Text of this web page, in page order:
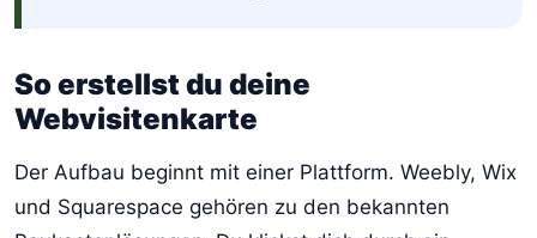
So erstellst du deine
Webvisitenkarte
Der Aufbau beginnt mit einer Plattform. Weebly, Wix
und Squarespace gehören zu den bekannten